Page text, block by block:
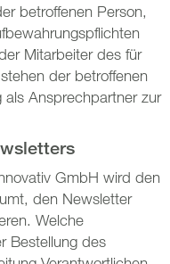
betroffenen Person,
Mitarbeiter des für
der betroffenen
Ansprechpartner zur
GmbH wird den
den Newsletter
Welche
Bestellung des